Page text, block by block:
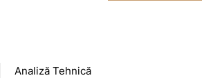
Analiză Tehnică